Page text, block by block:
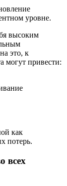
уровне.
высоким
это, к
могут привести:
как
потерь.
всех